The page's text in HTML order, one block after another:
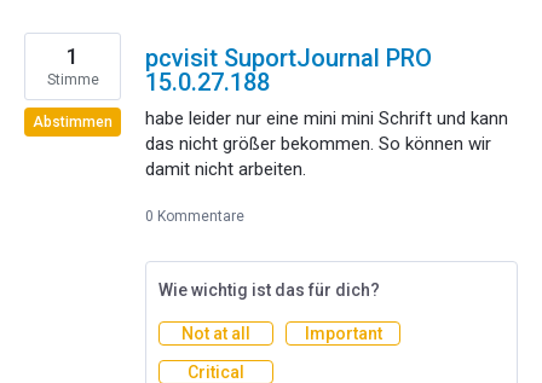
pcvisit SuportJournal PRO
15.0.27.188
habe leider nur eine mini mini Schrift und kann
das nicht größer bekommen. So können wir
damit nicht arbeiten.
1
Stimme
Abstimmen
0 Kommentare
Wie wichtig ist das für dich?
Not at all
Important
Critical